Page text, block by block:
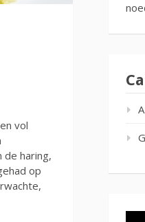
vol
de haring,
op